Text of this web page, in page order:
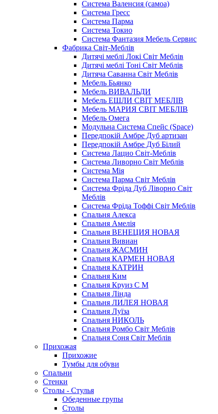
Система Валенсия (самоа)
Система Гресс
Система Парма
Система Токио
Система Фантазия Мебель Сервис
Фабрика Світ-Меблів
Дитячі меблі Локі Світ Меблів
Дитячі меблі Тоні Світ Меблів
Дитяча Саванна Світ Меблів
Мебель Бьянко
Мебель ВИВАЛЬДИ
Мебель ЕШЛИ СВІТ МЕБЛІВ
Мебель МАРИЯ СВІТ МЕБЛІВ
Мебель Омега
Модульна Cистема Спейс (Space)
Передпокій Амбре Дуб артизан
Передпокій Амбре Дуб Білий
Система Лацио Світ-Меблів
Система Ливорно Світ Меблів
Система Мія
Система Парма Свiт Меблiв
Система Фріда Дуб Ліворно Світ
Меблів
Система Фріда Тоффі Світ Меблів
Спальня Алекса
Спальня Амелія
Спальня ВЕНЕЦИЯ НОВАЯ
Спальня Вивиан
Спальня ЖАСМИН
Спальня КАРМЕН НОВАЯ
Спальня КАТРИН
Спальня Ким
Спальня Круиз С М
Спальня Лінда
Спальня ЛИЛЕЯ НОВАЯ
Спальня Луїза
Спальня НИКОЛЬ
Спальня Ромбо Світ Меблів
Спальня Соня Світ Меблів
Прихожая
Прихожие
Тумбы для обуви
Спальни
Стенки
Столы - Стулья
Обеденные групы
Столы